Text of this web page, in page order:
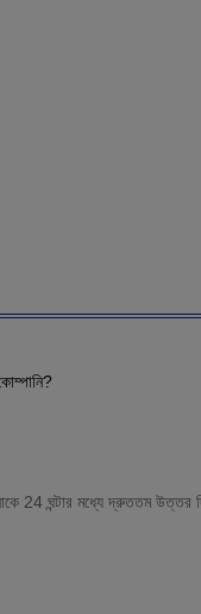
24 ঘন্টার মধ্যে দ্রুততম উত্তর